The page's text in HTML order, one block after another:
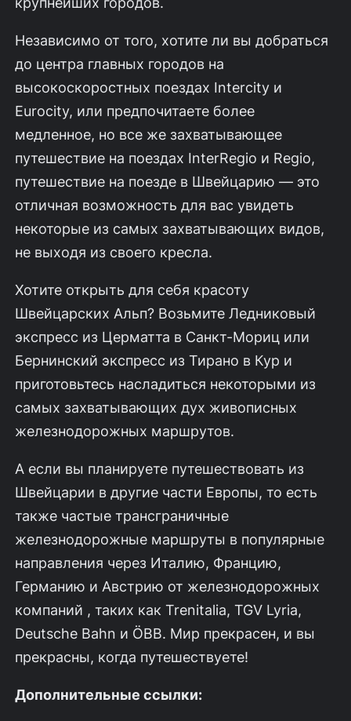
Независимо от того, хотите ли вы добраться
до центра главных городов на
высокоскоростных поездах Intercity и
Eurocity, или предпочитаете более
медленное, но все же захватывающее
путешествие на поездах InterRegio и Regio,
путешествие на поезде в Швейцарию — это
отличная возможность для вас увидеть
некоторые из самых захватывающих видов,
не выходя из своего кресла.
Хотите открыть для себя красоту
Швейцарских Альп? Возьмите Ледниковый
экспресс из Церматта в Санкт-Мориц или
Бернинский экспресс из Тирано в Кур и
приготовьтесь насладиться некоторыми из
самых захватывающих дух живописных
железнодорожных маршрутов.
А если вы планируете путешествовать из
Швейцарии в другие части Европы, то есть
также частые трансграничные
железнодорожные маршруты в популярные
направления через Италию, Францию,
Германию и Австрию от железнодорожных
компаний , таких как Trenitalia, TGV Lyria,
Deutsche Bahn и ÖBB. Мир прекрасен, и вы
прекрасны, когда путешествуете!
Дополнительные ссылки: